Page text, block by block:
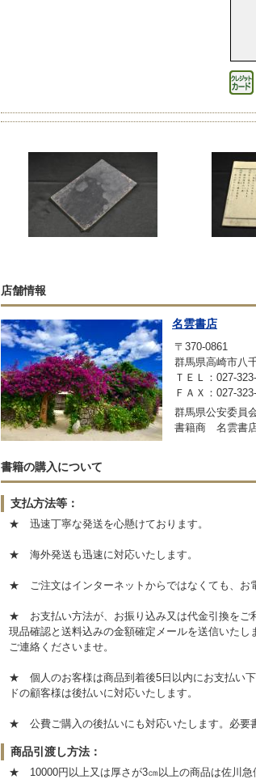
店舗情報
名雲書店
〒370-0861
群馬県高崎市八
ＴＥＬ：027-
ＦＡＸ：027-
群馬県公安委員
書籍商 名雲書
書籍の購入について
支払方法等：
★ 迅速丁寧な発送を心懸けております。
★ 海外発送も迅速に対応いたします。
★ ご注文はインターネットからではなくても、お
★ お支払い方法が、お振り込み又は代金引換をご
現品確認と送料込みの金額確定メールを送信いた
ご連絡くださいませ。
★ 個人のお客様は商品到着後5日以内にお支払い下
ドの顧客様は後払いに対応いたします。
★ 公費ご購入の後払いにも対応いたします。必要
商品引渡し方法：
★ 10000円以上又は厚さが3㎝以上の商品は佐川急